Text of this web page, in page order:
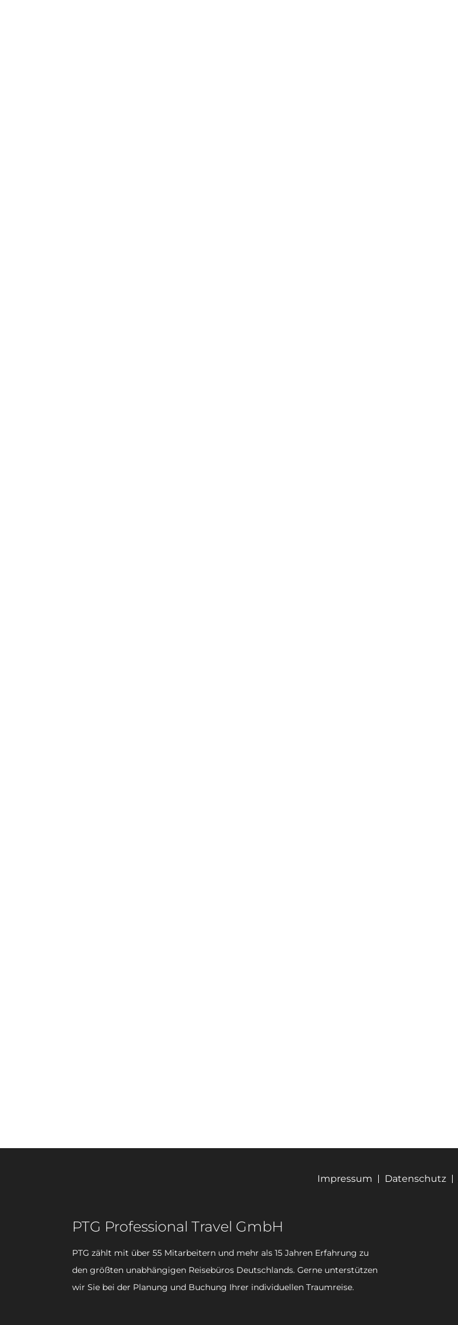
Impressum Datenschutz
PTG Professional Travel GmbH
PTG zählt mit über 55 Mitarbeitern und mehr als 15 Jahren Erfahrung zu
den größten unabhängigen Reisebüros Deutschlands. Gerne unterstützen
wir Sie bei der Planung und Buchung Ihrer individuellen Traumreise.